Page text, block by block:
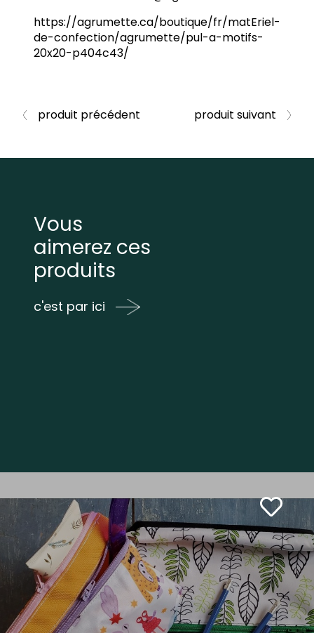
https://agrumette.ca/boutique/fr/matEriel-
de-confection/agrumette/pul-a-motifs-
20x20-p404c43/
produit précédent produit suivant
Vous
aimerez ces
produits
c'est par ici